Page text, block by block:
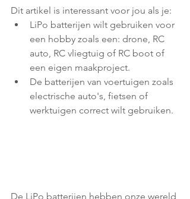
Dit artikel is interessant voor jou als je:
LiPo batterijen wilt gebruiken voor
een hobby zoals een: drone, RC
auto, RC vliegtuig of RC boot of
een eigen maakproject.
De batterijen van voertuigen zoals
electrische auto's, fietsen of
werktuigen correct wilt gebruiken.
De LiPo batterijen hebben onze wereld